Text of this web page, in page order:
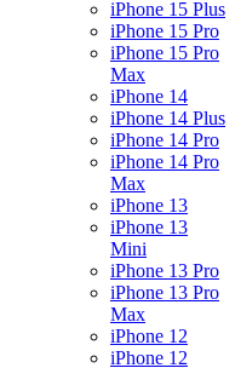
iPhone 15 Plus
iPhone 15 Pro
iPhone 15 Pro
Max
iPhone 14
iPhone 14 Plus
iPhone 14 Pro
iPhone 14 Pro
Max
iPhone 13
iPhone 13
Mini
iPhone 13 Pro
iPhone 13 Pro
Max
iPhone 12
iPhone 12